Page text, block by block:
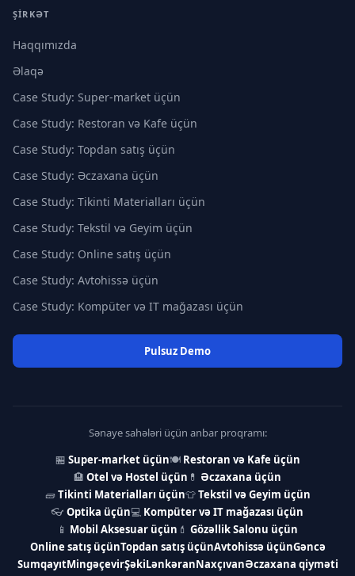
ŞIRKƏT
Haqqımızda
Əlaqə
Case Study: Super-market üçün
Case Study: Restoran və Kafe üçün
Case Study: Topdan satış üçün
Case Study: Əczaxana üçün
Case Study: Tikinti Materialları üçün
Case Study: Tekstil və Geyim üçün
Case Study: Online satış üçün
Case Study: Avtohissə üçün
Case Study: Kompüter və IT mağazası üçün
Pulsuz Demo
Sənaye sahələri üçün anbar proqramı:
🏪 Super-market üçün🍽 Restoran və Kafe üçün
🏨 Otel və Hostel üçün 💊 Əczaxana üçün
🧱Tikinti Materialları üçün👕Tekstil və Geyim üçün
👓 Optika üçün💻 Kompüter və IT mağazası üçün
📱 Mobil Aksesuar üçün 💄 Gözəllik Salonu üçün
Online satış üçünTopdan satış üçünAvtohissə üçünGəncə
SumqayıtMingəçevirŞəkiLənkəranNaxçıvanƏczaxana qiyməti